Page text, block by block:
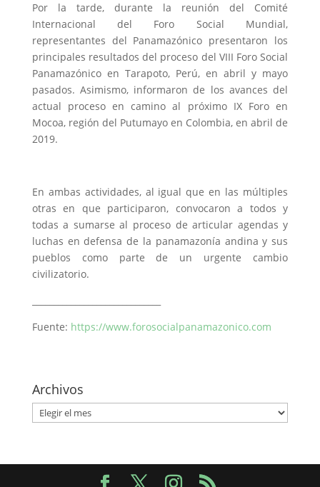
Por la tarde, durante la reunión del Comité
Internacional del Foro Social Mundial,
representantes del Panamazónico presentaron los
principales resultados del proceso del VIII Foro Social
Panamazónico en Tarapoto, Perú, en abril y mayo
pasados. Asimismo, informaron de los avances del
actual proceso en camino al próximo IX Foro en
Mocoa, región del Putumayo en Colombia, en abril de
2019.
En ambas actividades, al igual que en las múltiples
otras en que participaron, convocaron a todos y
todas a sumarse al proceso de articular agendas y
luchas en defensa de la panamazonía andina y sus
pueblos como parte de un urgente cambio
civilizatorio.
Fuente: https://www.forosocialpanamazonico.com
Archivos
Archivos